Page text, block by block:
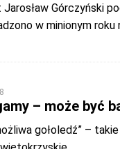
Górczyński
w minionym roku
– może być
gołoledź” –